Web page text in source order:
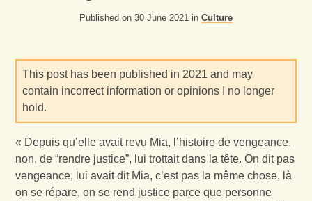
Published on 30 June 2021 in Culture
This post has been published in 2021 and may
contain incorrect information or opinions I no longer
hold.
« Depuis qu’elle avait revu Mia, l’histoire de vengeance,
non, de “rendre justice”, lui trottait dans la tête. On dit pas
vengeance, lui avait dit Mia, c’est pas la même chose, là
on se répare, on se rend justice parce que personne